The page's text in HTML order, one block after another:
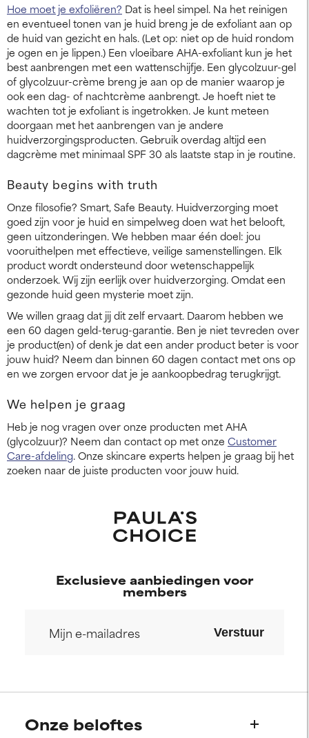
Hoe moet je exfoliëren? Dat is heel simpel. Na het reinigen
en eventueel tonen van je huid breng je de exfoliant aan op
de huid van gezicht en hals. (Let op: niet op de huid rondom
je ogen en je lippen.) Een vloeibare AHA-exfoliant kun je het
best aanbrengen met een wattenschijfje. Een glycolzuur-gel
of glycolzuur-crème breng je aan op de manier waarop je
ook een dag- of nachtcrème aanbrengt. Je hoeft niet te
wachten tot je exfoliant is ingetrokken. Je kunt meteen
doorgaan met het aanbrengen van je andere
huidverzorgingsproducten. Gebruik overdag altijd een
dagcrème met minimaal SPF 30 als laatste stap in je routine.
Beauty begins with truth
Onze filosofie? Smart, Safe Beauty. Huidverzorging moet
goed zijn voor je huid en simpelweg doen wat het belooft,
geen uitzonderingen. We hebben maar één doel: jou
vooruithelpen met effectieve, veilige samenstellingen. Elk
product wordt ondersteund door wetenschappelijk
onderzoek. Wij zijn eerlijk over huidverzorging. Omdat een
gezonde huid geen mysterie moet zijn.
We willen graag dat jij dit zelf ervaart. Daarom hebben we
een 60 dagen geld-terug-garantie. Ben je niet tevreden over
je product(en) of denk je dat een ander product beter is voor
jouw huid? Neem dan binnen 60 dagen contact met ons op
en we zorgen ervoor dat je je aankoopbedrag terugkrijgt.
We helpen je graag
Heb je nog vragen over onze producten met AHA
(glycolzuur)? Neem dan contact op met onze Customer
Care-afdeling. Onze skincare experts helpen je graag bij het
zoeken naar de juiste producten voor jouw huid.
Exclusieve aanbiedingen voor
members
Verstuur
Onze beloftes